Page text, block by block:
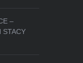
–
STACY